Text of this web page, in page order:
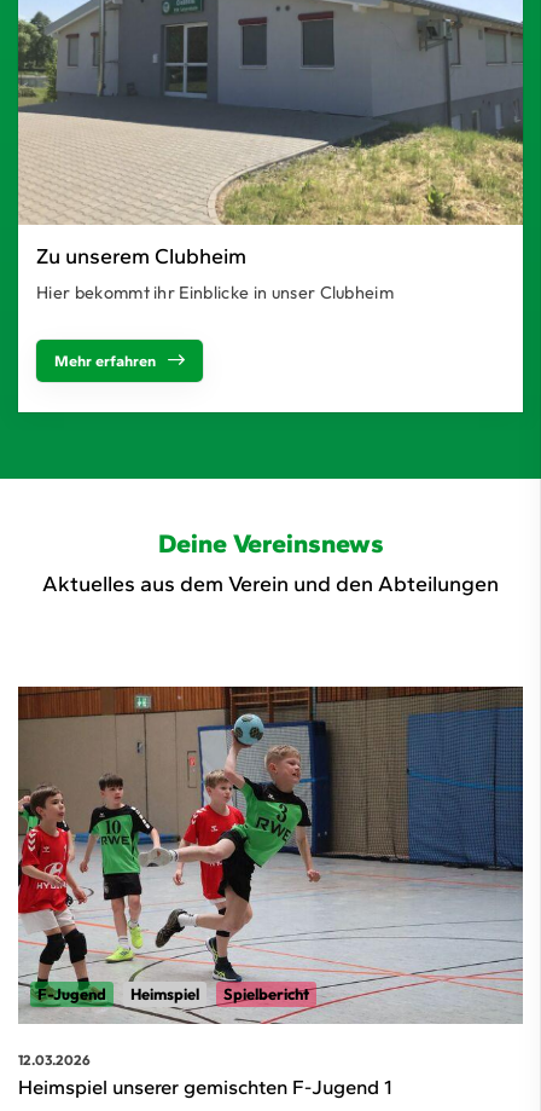
Zu unserem Clubheim
Hier bekommt ihr Einblicke in unser Clubheim
Mehr erfahren
Deine Vereinsnews
Aktuelles aus dem Verein und den Abteilungen
F-Jugend Heimspiel Spielbericht
12.03.2026
Heimspiel unserer gemischten F-Jugend 1